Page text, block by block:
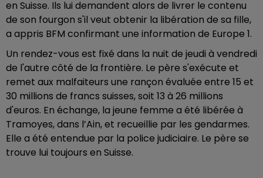
en Suisse. Ils lui demandent alors de livrer le contenu
de son fourgon s'il veut obtenir la libération de sa fille,
a appris BFM confirmant une information de Europe 1.
Un rendez-vous est fixé dans la nuit de jeudi à vendredi
de l'autre côté de la frontière. Le père s'exécute et
remet aux malfaiteurs une rançon évaluée entre 15 et
30 millions de francs suisses, soit 13 à 26 millions
d'euros. En échange, la jeune femme a été libérée à
Tramoyes, dans l’Ain, et recueillie par les gendarmes.
Elle a été entendue par la police judiciaire. Le père se
trouve lui toujours en Suisse.